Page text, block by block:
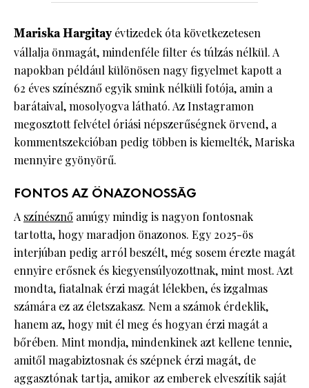
Mariska Hargitayévtizedek óta következetesen
vállalja önmagát, mindenféle filter és túlzás nélkül. A
napokban például különösen nagy figyelmet kapott a
62 éves színésznő egyik smink nélküli fotója, amin a
barátaival, mosolyogva látható. Az Instagramon
megosztott felvétel óriási népszerűségnek örvend, a
kommentszekcióban pedig többen is kiemelték, Mariska
mennyire gyönyörű.
FONTOS AZ ÖNAZONOSSÁG
A színésznő amúgy mindig is nagyon fontosnak
tartotta, hogy maradjon önazonos. Egy 2025-ös
interjúban pedig arról beszélt, még sosem érezte magát
ennyire erősnek és kiegyensúlyozottnak, mint most. Azt
mondta, fiatalnak érzi magát lélekben, és izgalmas
számára ez az életszakasz. Nem a számok érdeklik,
hanem az, hogy mit él meg és hogyan érzi magát a
bőrében. Mint mondja, mindenkinek azt kellene tennie,
amitől magabiztosnak és szépnek érzi magát, de
aggasztónak tartja, amikor az emberek elveszítik saját